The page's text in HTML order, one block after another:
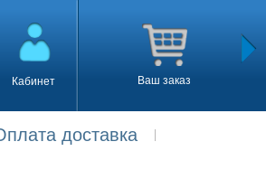
Кабинет Ваш заказ
доставка